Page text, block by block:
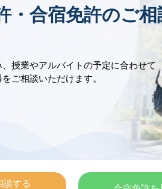
・合宿免許のご相
授業やアルバイトの予定に合わせて
ご相談いただけます。
談する